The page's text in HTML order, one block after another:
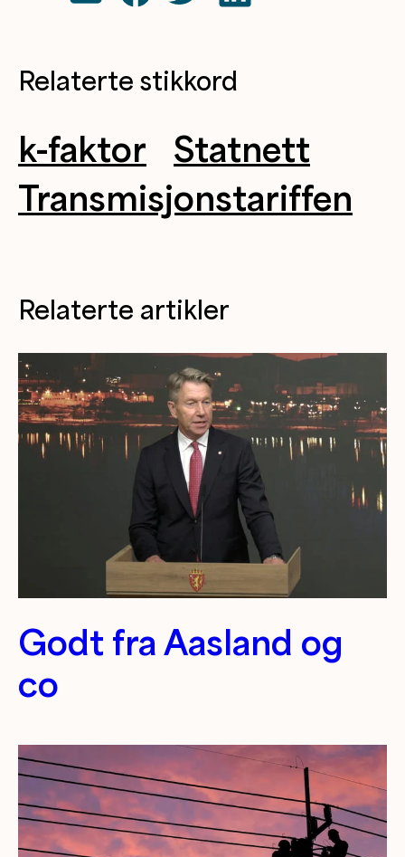
Relaterte stikkord
k-faktor
Statnett
Transmisjonstariffen
Relaterte artikler
Godt fra Aasland og
co